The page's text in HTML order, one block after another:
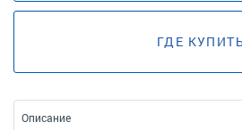
ГДЕ
Описание